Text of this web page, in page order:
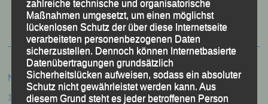
Festzschrift
Neueste Beiträge
15. Pörndorfer Sommernachtslauf – Pörndorf, 01.08.2026
zahlreiche technische und organisatorische
Maßnahmen umgesetzt, um einen möglichst
lückenlosen Schutz der über diese Internetseite
verarbeiteten personenbezogenen Daten
sicherzustellen. Dennoch können Internetbasierte
Datenübertragungen grundsätzlich
Sicherheitslücken aufweisen, sodass ein absoluter
Schutz nicht gewährleistet werden kann. Aus
diesem Grund steht es jeder betroffenen Person